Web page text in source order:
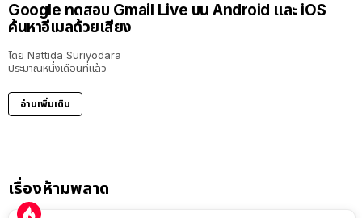
Google ทดสอบ Gmail Live บน Android และ iOS
ค้นหาอีเมลด้วยเสียง
โดย Nattida Suriyodara
ประมาณหนึ่งเดือนที่แล้ว
อ่านเพิ่มเติม
เรื่องห้ามพลาด